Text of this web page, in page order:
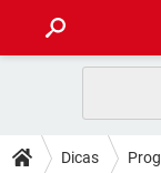
CELULAR
DICAS
Dicas